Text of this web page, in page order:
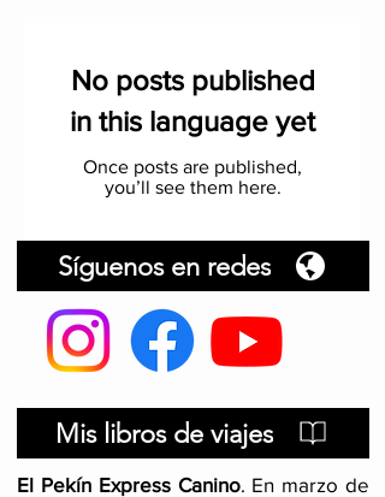
No posts published
in this language yet
Once posts are published,
you’ll see them here.
Síguenos en redes
Mis libros de viajes
El Pekín Express Canino. En marzo de